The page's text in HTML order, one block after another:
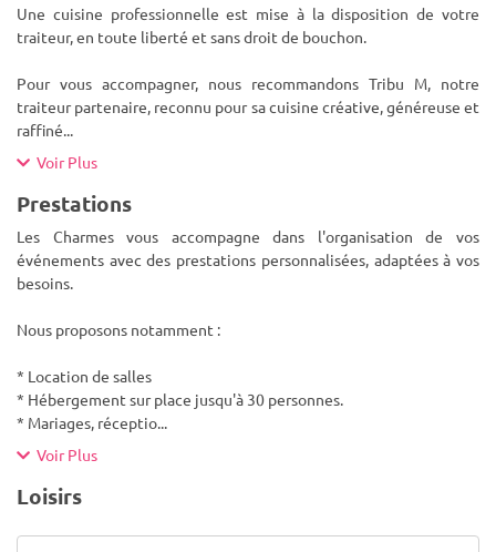
Une cuisine professionnelle est mise à la disposition de votre
traiteur, en toute liberté et sans droit de bouchon.
Pour vous accompagner, nous recommandons Tribu M, notre
traiteur partenaire, reconnu pour sa cuisine créative, généreuse et
raffiné...
Voir Plus
Prestations
Les Charmes vous accompagne dans l'organisation de vos
événements avec des prestations personnalisées, adaptées à vos
besoins.
Nous proposons notamment :
* Location de salles
* Hébergement sur place jusqu'à 30 personnes.
* Mariages, réceptio...
Voir Plus
Loisirs